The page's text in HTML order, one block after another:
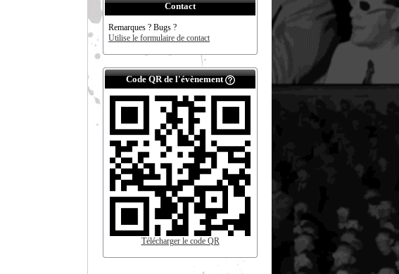
Contact
Remarques ? Bugs ?
Utilise le formulaire de contact
Code QR de l'évènement
Télécharger le code QR